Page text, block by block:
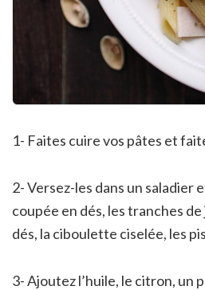
1- Faites cuire vos pâtes et
2- Versez-les dans un saladier
coupée en dés, les tranches
dés, la ciboulette ciselée, les
3- Ajoutez l’huile, le citron, un